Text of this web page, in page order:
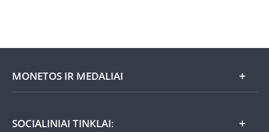
MONETOS IR MEDALIAI
Mėnesio pasiūlymai
SOCIALINIAI TINKLAI: